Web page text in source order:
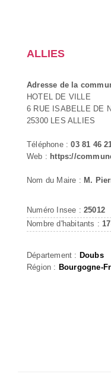
ALLIES
Adresse de la
HOTEL DE VILLE
6 RUE ISABELLE DE
25300 LES ALLIES
Téléphone :03 81 46
Web : https://
Nom du Maire : M.
Numéro Insee : 25012
Nombre d'habitants :
Département : Doubs
Région : Bourgogne-